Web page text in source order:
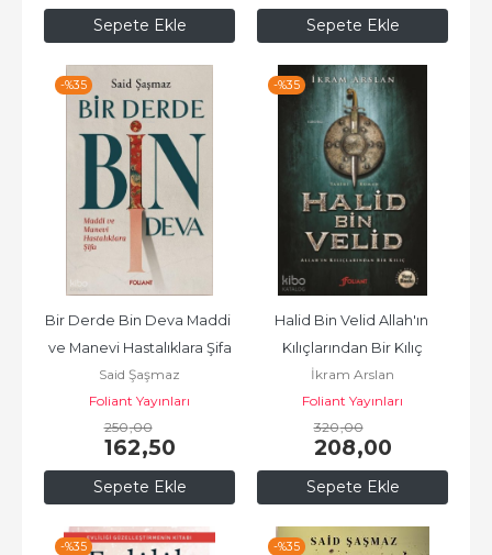
Sepete Ekle Sepete Ekle
-%35
Sepete Ekle
Bir Derde Bin Deva Maddi
ve Manevi Hastalıklara Şifa
Said Şaşmaz
Foliant Yayınları
250,00
162,50
-%35
Sepete Ekle
Halid Bin Velid Allah'ın
Kılıçlarından Bir Kılıç
İkram Arslan
Foliant Yayınları
320,00
208,00
-%35 -%35